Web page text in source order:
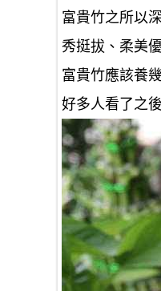
富貴竹之所以
秀挺拔、柔美
富貴竹應該養
好多人看了之